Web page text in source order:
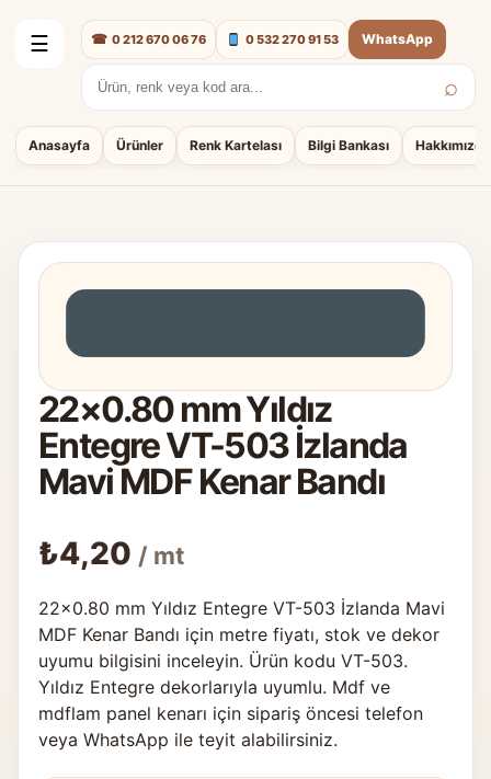
☰
Anasayfa Ürünler Renk Kartelası Bilgi Bankası Hakkımızda
Arama: ⌕
☎ 0 212 670 06 76 0 532 270 91 53 WhatsApp
22×0.80 mm Yıldız
Entegre VT-503 İzlanda
Mavi MDF Kenar Bandı
₺4,20 / mt
22×0.80 mm Yıldız Entegre VT-503 İzlanda Mavi
MDF Kenar Bandı için metre fiyatı, stok ve dekor
uyumu bilgisini inceleyin. Ürün kodu VT-503.
Yıldız Entegre dekorlarıyla uyumlu. Mdf ve
mdflam panel kenarı için sipariş öncesi telefon
veya WhatsApp ile teyit alabilirsiniz.